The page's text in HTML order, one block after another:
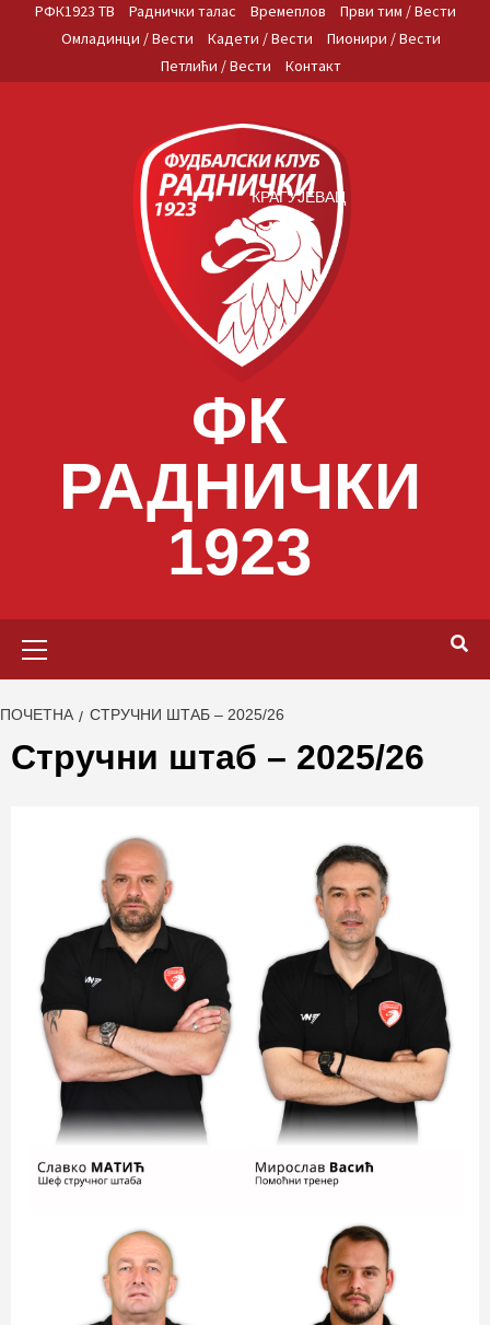
РФК1923 ТВ Раднички талас Времеплов
Први тим / Вести
Омладинци / Вести
Кадети / Вести
Пионири / Вести
Петлићи / Вести
Контакт
ФК
РАДНИЧКИ
1923
КРАГУЈЕВАЦ
ПОЧЕТНА СТРУЧНИ ШТАБ – 2025/26
Стручни штаб – 2025/26